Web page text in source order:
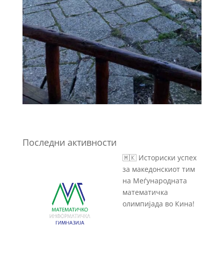
Последни активности
🇲🇰 Историски успех
за македонскиот тим
на Меѓународната
математичка
олимпијада во Кина!